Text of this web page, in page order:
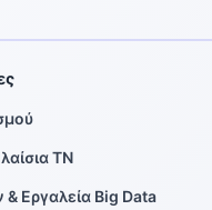
ΤΝ
Εργαλεία Big Data